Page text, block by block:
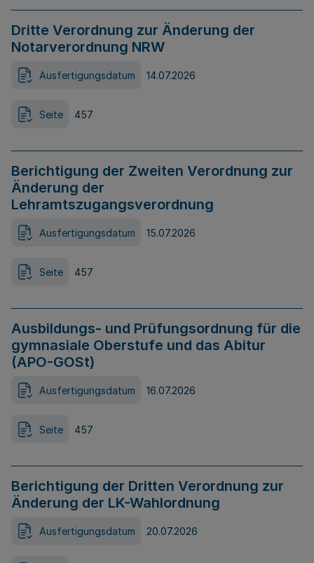
Dritte Verordnung zur Änderung der
Notarverordnung NRW
Ausfertigungsdatum 14.07.2026
Seite 457
Berichtigung der Zweiten Verordnung zur
Änderung der
Lehramtszugangsverordnung
Ausfertigungsdatum 15.07.2026
Seite 457
Ausbildungs- und Prüfungsordnung für die
gymnasiale Oberstufe und das Abitur
(APO-GOSt)
Ausfertigungsdatum 16.07.2026
Seite 457
Berichtigung der Dritten Verordnung zur
Änderung der LK-Wahlordnung
Ausfertigungsdatum 20.07.2026